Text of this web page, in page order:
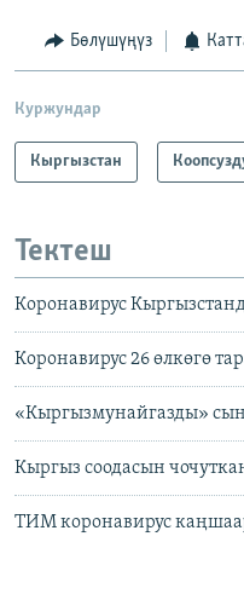
Бөлүшүңүз
Куржундар
Кыргызстан
Тектеш
Коронавирус
Коронавирус 26 өлкөгө
«Кыргызмунайгазды»
Кыргыз соодасын
ТИМ коронавирус